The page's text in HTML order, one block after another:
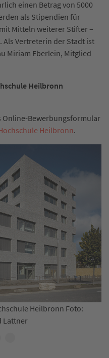
einen Betrag von 5000
als Stipendien für
Mitteln weiterer Stifter –
Vertreterin der Stadt ist
Miriam Eberlein, Mitglied
Heilbronn
Online-Bewerbungsformular
Heilbronn.
der Hochschule